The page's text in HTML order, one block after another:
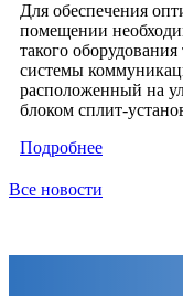
Для обеспечения
помещении
такого
системы
расположенный на
блоком сплит-
Подробнее
Все новости